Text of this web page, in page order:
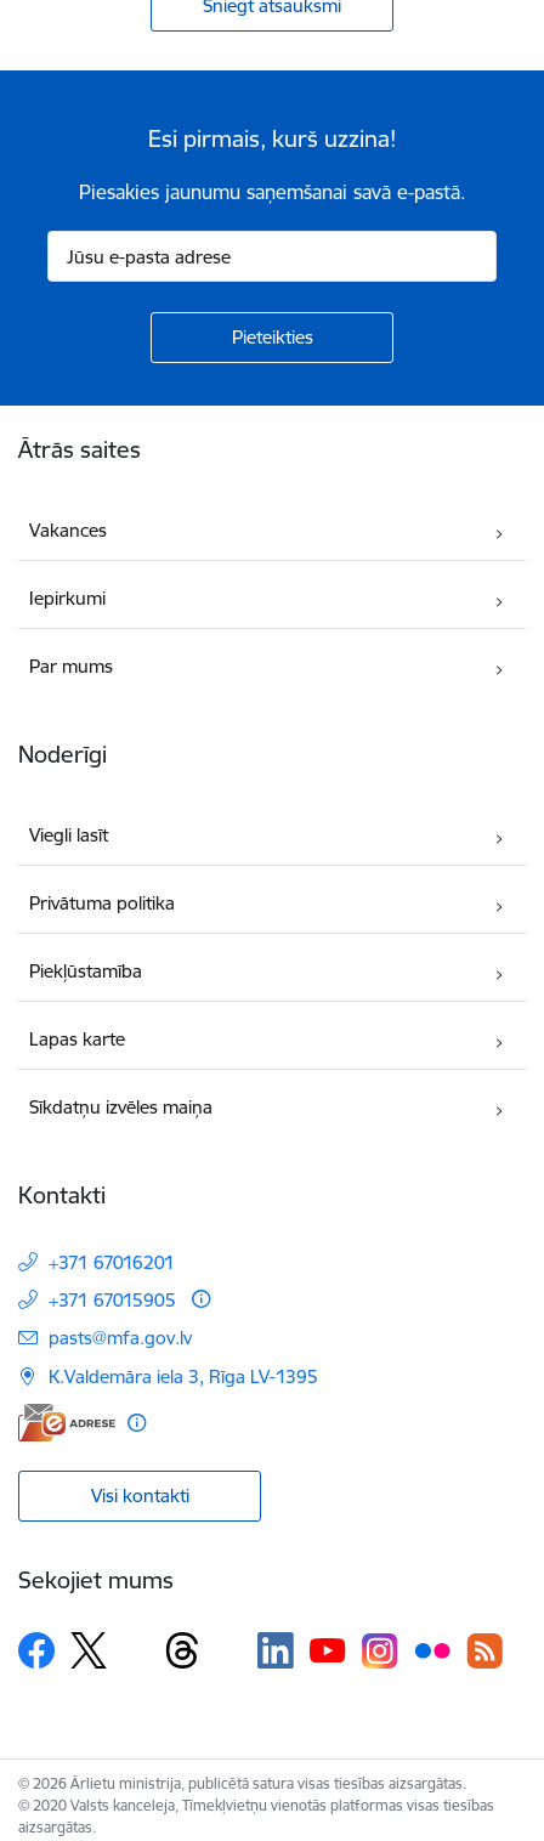
Sniegt atsauksmi
Esi pirmais, kurš uzzina!
Piesakies jaunumu saņemšanai savā e-pastā.
Ātrās saites
Vakances
Iepirkumi
Par mums
Noderīgi
Viegli lasīt
Privātuma politika
Piekļūstamība
Lapas karte
Sīkdatņu izvēles maiņa
Kontakti
+371 67016201
+371 67015905
E-pasts:
pasts@mfa.gov.lv
K.Valdemāra iela 3, Rīga LV-1395
Visi kontakti
Sekojiet mums
© 2026 Ārlietu ministrija, publicētā satura visas tiesības aizsargātas.
© 2020 Valsts kanceleja, Tīmekļvietņu vienotās platformas visas tiesības
aizsargātas.